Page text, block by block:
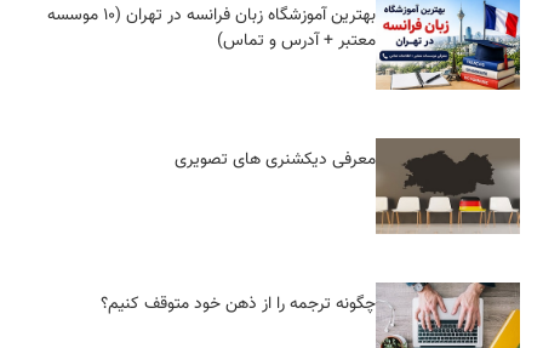
بهترین آموزشگاه زبان فرانسه در تهران (10 موسسه
معتبر + آدرس و تماس)
معرفی دیکشنری های تصویری
چگونه ترجمه را از ذهن خود متوقف کنیم؟